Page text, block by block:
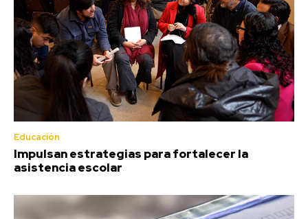
Educación
Impulsan estrategias para fortalecer la
asistencia escolar